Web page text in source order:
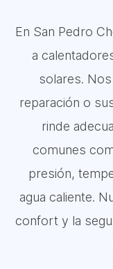
En San Pedro
a
solares.
reparación o
rinde
comunes
presión,
agua caliente.
confort y la